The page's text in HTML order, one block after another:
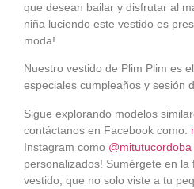
que desean bailar y disfrutar al
niña luciendo este vestido es
moda!
Nuestro vestido de Plim Plim es
especiales cumpleaños y sesión
Sigue explorando modelos
contáctanos en Facebook como:
Instagram como @mitutucordoba
personalizados! Sumérgete en
vestido, que no solo viste a tu